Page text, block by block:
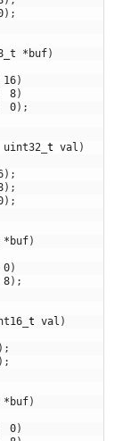
) ;
* buf)
16)
8)
0) ;
uint32 t val )
) ;
) ;
) ;
* buf)
0)
8) ;
t val )
) ;
) ;
* buf)
0)